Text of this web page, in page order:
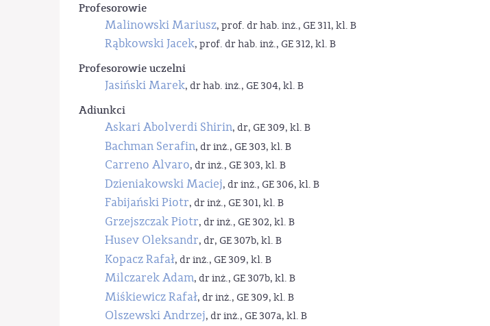
Profesorowie
Malinowski Mariusz, prof. dr hab. inż., GE 311, kl. B
Rąbkowski Jacek, prof. dr hab. inż., GE 312, kl. B
Profesorowie uczelni
Jasiński Marek, dr hab. inż., GE 304, kl. B
Adiunkci
Askari Abolverdi Shirin, dr, GE 309, kl. B
Bachman Serafin, dr inż., GE 303, kl. B
Carreno Alvaro, dr inż., GE 303, kl. B
Dzieniakowski Maciej, dr inż., GE 306, kl. B
Fabijański Piotr, dr inż., GE 301, kl. B
Grzejszczak Piotr, dr inż., GE 302, kl. B
Husev Oleksandr, dr, GE 307b, kl. B
Kopacz Rafał, dr inż., GE 309, kl. B
Milczarek Adam, dr inż., GE 307b, kl. B
Miśkiewicz Rafał, dr inż., GE 309, kl. B
Olszewski Andrzej, dr inż., GE 307a, kl. B